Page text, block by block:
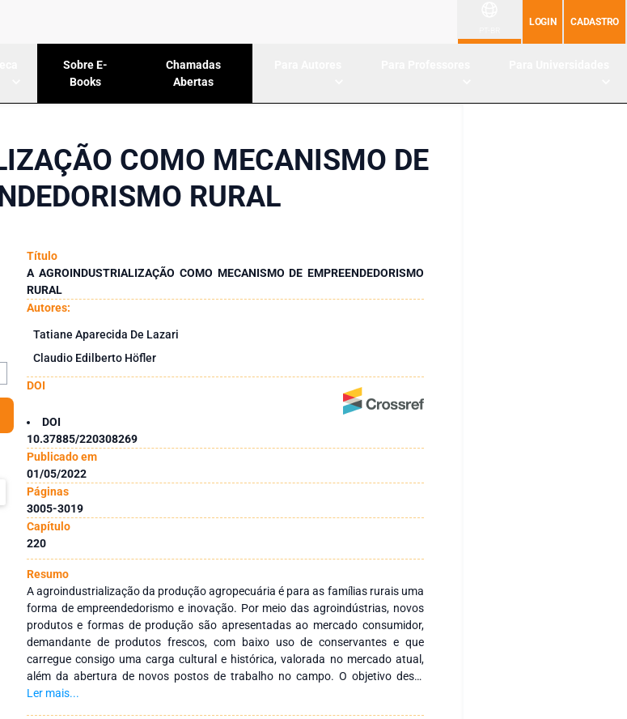
LOGIN CADASTRO
Sobre E-
Books
Chamadas
Abertas
COMO MECANISMO DE
RURAL
Título
A AGROINDUSTRIALIZAÇÃO COMO MECANISMO DE EMPREENDEDORISMO
RURAL
Autores:
Tatiane Aparecida De Lazari
Claudio Edilberto Höfler
DOI
DOI
10.37885/220308269
Publicado em
01/05/2022
Páginas
3005-3019
Capítulo
220
Resumo
A agroindustrialização da produção agropecuária é para as famílias rurais uma
forma de empreendedorismo e inovação. Por meio das agroindústrias, novos
produtos e formas de produção são apresentadas ao mercado consumidor,
demandante de produtos frescos, com baixo uso de conservantes e que
carregue consigo uma carga cultural e histórica, valorada no mercado atual,
além da abertura de novos postos de trabalho no campo. O objetivo deste
capítulo é o de abordar as oportunidades de empreendedorismo e inovação no
Ler mais...